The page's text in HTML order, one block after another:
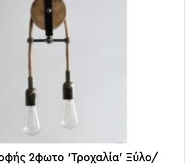
2φωτο ‘Τροχαλία’ Ξύλο/